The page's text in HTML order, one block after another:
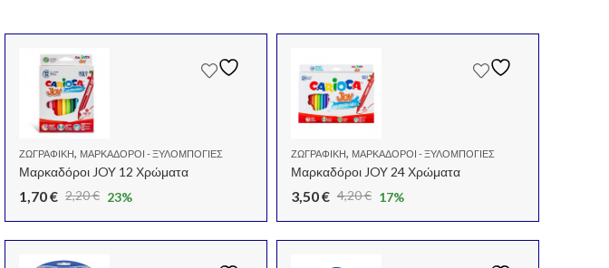
3,50 €.
ΖΩΓΡΑΦΙΚΉ, ΜΑΡΚΑΔΌΡΟΙ - ΞΥΛΟΜΠΟΓΙΈΣ
Μαρκαδόροι JOY 12 Χρώματα
2,20€
Original
1,70€
Η
23%
ΖΩΓΡΑΦΙΚΉ, ΜΑΡΚΑΔΌΡΟΙ - ΞΥΛΟΜΠΟΓΙΈΣ
Μαρκαδόροι JOY 24 Χρώματα
4,20€
Original
3,50€
Η
17%